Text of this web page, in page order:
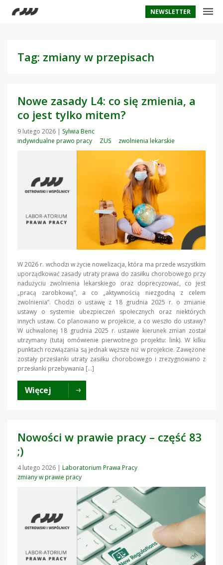
NEWSLETTER
Tag: zmiany w przepisach
Nowe zasady L4: co się zmienia, a
co jest tylko mitem?
9 lutego 2026 | Sylwia Benc
indywidualne prawo pracy
ZUS zwolnienia lekarskie
W 2026 r. wchodzi w życie nowelizacja, która ma przede wszystkim
uporządkować zasady utraty prawa do zasiłku chorobowego przy
nadużyciu zwolnienia lekarskiego oraz doprecyzować, co jest
„pracą zarobkową”, a co „aktywnością niezgodną z celem
zwolnienia”. Chodzi o ustawę z 18 grudnia 2025 r. o zmianie
ustawy o systemie ubezpieczeń społecznych oraz niektórych
innych ustaw. Co planowano w projekcie, a co weszło do ustawy?
W uchwalonej 18 grudnia 2025 r. ustawie kierunek zmian został
utrzymany (tutaj omówienie pierwotnego projektu: link). W kilku
punktach rozwiązania są jednak węższe niż w projekcie. Zawężone
zostały przesłanki utraty zasiłku chorobowego i zrezygnowano z
przesłanki przebywania […]
Więcej
Nowości w prawie pracy – część 83
;)
4 lutego 2026 | Laboratorium Prawa Pracy
zmiany w prawie pracy